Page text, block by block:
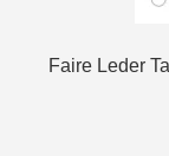
Faire Leder